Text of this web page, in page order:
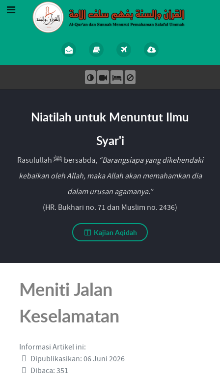
Niatilah untuk Menuntut Ilmu
Syar'i
Rasulullah ﷺ bersabda, “Barangsiapa yang dikehendaki
kebaikan oleh Allah, maka Allah akan memahamkan dia
dalam urusan agamanya.”
(HR. Bukhari no. 71 dan Muslim no. 2436)
Kajian Aqidah
Meniti Jalan
Keselamatan
Informasi Artikel ini:
Dipublikasikan: 06 Juni 2026
Dibaca: 351